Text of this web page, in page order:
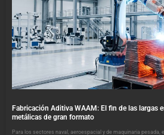
Fabricación Aditiva WAAM: El fin de las largas
metálicas de gran formato
Para los sectores naval, aeroespacial y de maquinaria pesada,